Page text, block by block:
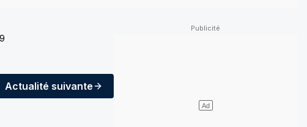
Actualité suivante